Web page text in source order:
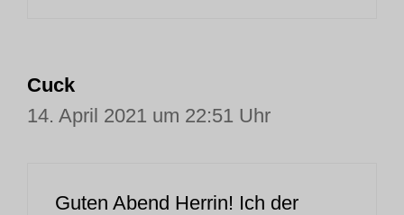
Cuck
14. April 2021 um 22:51 Uhr
Guten Abend Herrin! Ich der